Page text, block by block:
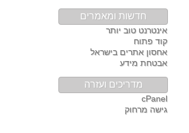
חדשות ומאמרים
אינטרנט טוב יותר
קוד פתוח
אחסון אתרים בישראל
אבטחת מידע
מדריכים ועזרה
cPanel
גישה מרחוק